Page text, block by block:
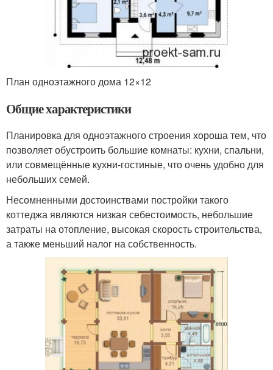
План одноэтажного дома 12×12
Общие характеристики
Планировка для одноэтажного строения хороша тем, что
позволяет обустроить большие комнаты: кухни, спальни,
или совмещённые кухни-гостиные, что очень удобно для
небольших семей.
Несомненными достоинствами постройки такого
коттеджа являются низкая себестоимость, небольшие
затраты на отопление, высокая скорость строительства,
а также меньший налог на собственность.